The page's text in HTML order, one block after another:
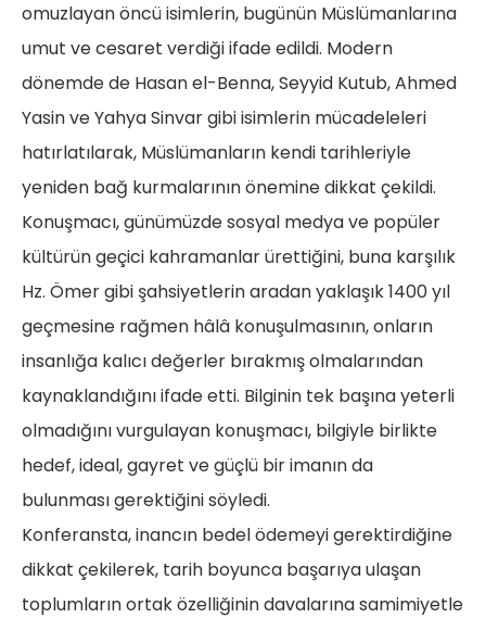
omuzlayan öncü isimlerin, bugünün Müslümanlarına
umut ve cesaret verdiği ifade edildi. Modern
dönemde de Hasan el-Benna, Seyyid Kutub, Ahmed
Yasin ve Yahya Sinvar gibi isimlerin mücadeleleri
hatırlatılarak, Müslümanların kendi tarihleriyle
yeniden bağ kurmalarının önemine dikkat çekildi.
Konuşmacı, günümüzde sosyal medya ve popüler
kültürün geçici kahramanlar ürettiğini, buna karşılık
Hz. Ömer gibi şahsiyetlerin aradan yaklaşık 1400 yıl
geçmesine rağmen hâlâ konuşulmasının, onların
insanlığa kalıcı değerler bırakmış olmalarından
kaynaklandığını ifade etti. Bilginin tek başına yeterli
olmadığını vurgulayan konuşmacı, bilgiyle birlikte
hedef, ideal, gayret ve güçlü bir imanın da
bulunması gerektiğini söyledi.
Konferansta, inancın bedel ödemeyi gerektirdiğine
dikkat çekilerek, tarih boyunca başarıya ulaşan
toplumların ortak özelliğinin davalarına samimiyetle